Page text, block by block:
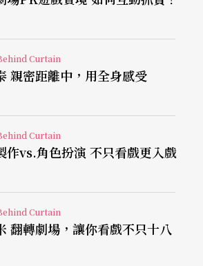
賭場、上到獅子林空中花園天
但曾是遊民聚集地。觀眾 從天
一間間公寓，邊聽遊民說起一
前的大火。」
回光明仍盼回顧
一場演出只能一位觀眾，這是做
現實：當觀眾走在未知安危的
得有工作人員看顧，「我騙旅
實他們根本不在乎、也不需要節
只在意有沒有付錢、晚上回不
Curtain
郭文泰 親密距離中，用全身感受
Curtain
限地製作vs.角色扮演 不只看戲更入戲
Curtain
八